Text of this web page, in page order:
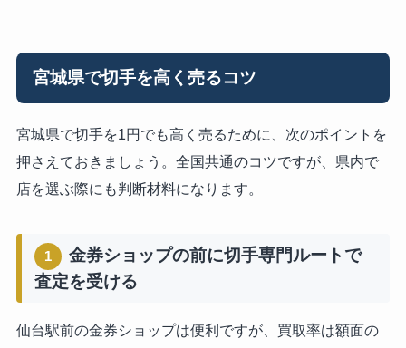
宮城県で切手を高く売るコツ
宮城県で切手を1円でも高く売るために、次のポイントを
押さえておきましょう。全国共通のコツですが、県内で
店を選ぶ際にも判断材料になります。
1
金券ショップの前に切手専門ルートで
査定を受ける
仙台駅前の金券ショップは便利ですが、買取率は額面の